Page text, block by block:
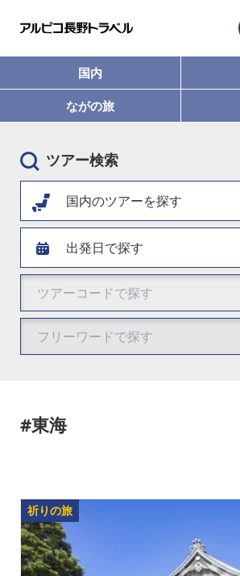
国内
ながの旅
ツアー検索
国内のツアーを探す
#東海
祈りの旅